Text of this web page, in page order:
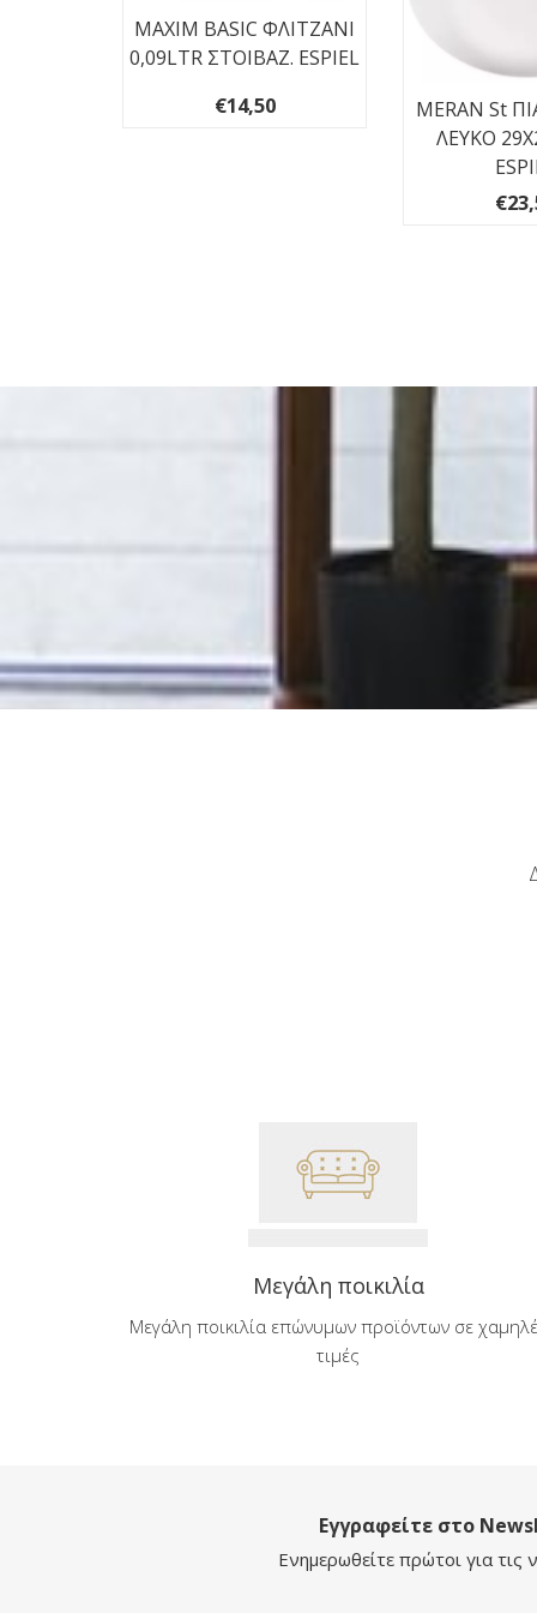
MAXIM BASIC ΦΛΙΤΖΑΝΙ
0,09LTR ΣΤΟΙΒΑΖ. ESPIEL
€14,50
MERAN St
ΛΕΥΚΟ
Μεγάλη ποικιλία
Μεγάλη ποικιλία επώνυμων προϊόντων σε
τιμές
Εγγραφείτε στο
Ενημερωθείτε πρώτοι για τις